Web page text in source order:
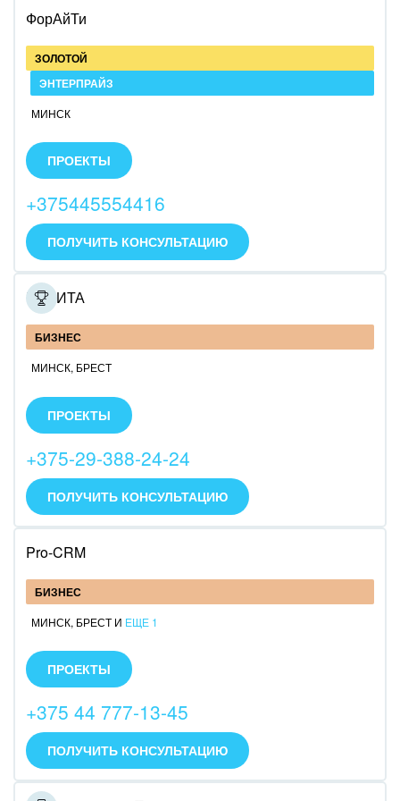
Юриспруденция
ФорАйТи
ЗОЛОТОЙ
ЭНТЕРПРАЙЗ
МИНСК
Автоматизируем бизнес-процессы клиентов.
ПРОЕКТЫ
+375445554416
ПОЛУЧИТЬ КОНСУЛЬТАЦИЮ
ИЛАИТА
БИЗНЕС
МИНСК, БРЕСТ
и среднего бизнеса.
• Анализ и оцифровка бизнес-процессов.
• Интеграция с IP-телефонией.
• Техническая поддержка порталов Битрикс24.
ПРОЕКТЫ
+375-29-388-24-24
ПОЛУЧИТЬ КОНСУЛЬТАЦИЮ
Pro-CRM
БИЗНЕС
МИНСК, БРЕСТ И ЕЩЕ 1
делаем нетиповые доработки системы. Оказываем
полный комплекс услуг: внедрение, доработка, тех.
сотрудников.
ПРОЕКТЫ
+375 44 777-13-45
ПОЛУЧИТЬ КОНСУЛЬТАЦИЮ